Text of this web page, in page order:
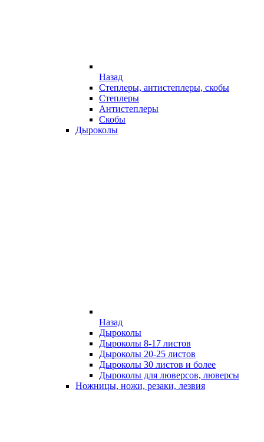
Назад
Степлеры, антистеплеры, скобы
Степлеры
Антистеплеры
Скобы
Дыроколы
Назад
Дыроколы
Дыроколы 8-17 листов
Дыроколы 20-25 листов
Дыроколы 30 листов и более
Дыроколы для люверсов, люверсы
Ножницы, ножи, резаки, лезвия